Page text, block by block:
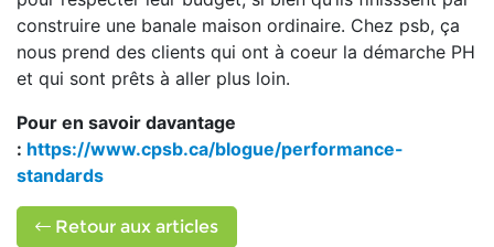
construire une banale maison ordinaire. Chez psb, ça
nous prend des clients qui ont à coeur la démarche PH
et qui sont prêts à aller plus loin.
Pour en savoir davantage
: https://www.cpsb.ca/blogue/performance-
standards
Retour aux articles